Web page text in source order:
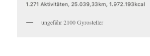
ungefähr 2100 Gyrosteller